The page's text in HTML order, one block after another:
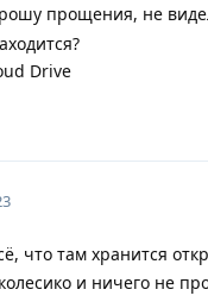
прощения, не
Drive
что там хранится
и ничего не